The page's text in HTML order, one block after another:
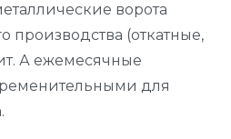
ворота
производства (откатные,
А ежемесячные
для